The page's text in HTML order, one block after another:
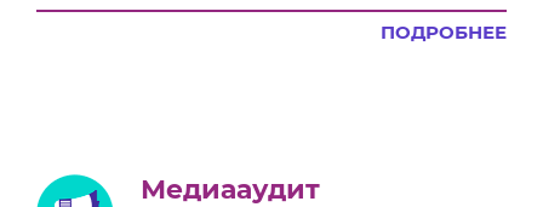
ПОДРОБНЕЕ
Медиааудит